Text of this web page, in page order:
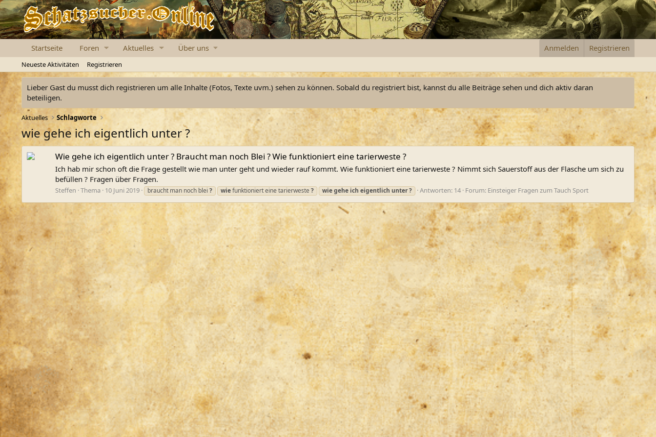
Startseite Foren Aktuelles Über uns Anmelden Registrieren
Neueste Aktivitäten Registrieren
Lieber Gast du musst dich registrieren um alle Inhalte (Fotos, Texte uvm.) sehen zu können. Sobald du registriert bist, kannst du alle Beiträge sehen und dich aktiv daran
beteiligen.
Aktuelles Schlagworte
wie gehe ich eigentlich unter ?
Wie gehe ich eigentlich unter ? Braucht man noch Blei ? Wie funktioniert eine tarierweste ?
Ich hab mir schon oft die Frage gestellt wie man unter geht und wieder rauf kommt. Wie funktioniert eine tarierweste ? Nimmt sich Sauerstoff aus der Flasche um sich zu
befüllen ? Fragen über Fragen.
Steffen Thema 10 Juni 2019 braucht man noch blei ? wiefunktioniert eine tarierweste ? wie gehe ich eigentlich unter ? Antworten: 14 Forum: Einsteiger Fragen zum Tauch Sport